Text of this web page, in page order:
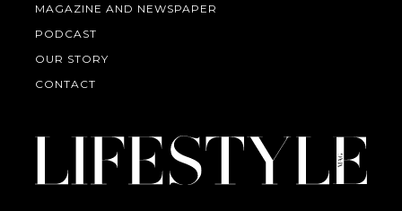
MAGAZINE AND NEWSPAPER
PODCAST
OUR STORY
CONTACT